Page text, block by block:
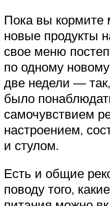
Пока вы
новые продукты
свое меню
по одному
две недели —
было
самочувствием
настроением,
и стулом.
Есть и общие
поводу того,